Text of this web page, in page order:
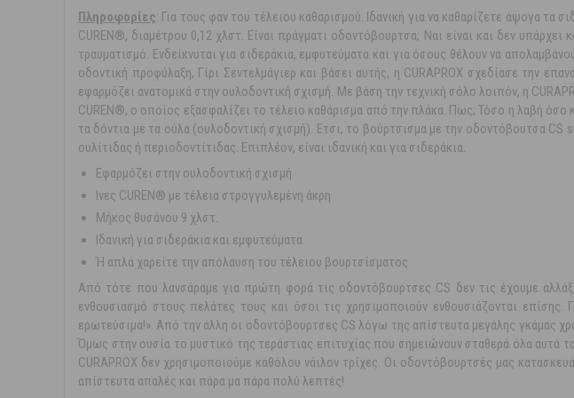
Πληροφορίες: Για τους φαν του τέλειου καθαρισμού. Ιδανική για να καθαρίζετε άψογα
CUREN®, διαμέτρου 0,12 χλστ. Είναι πράγματι οδοντόβουρτσα; Ναι είναι και δεν
τραυματισμό. Ενδείκνυται για σιδεράκια, εμφυτεύματα και για όσους θέλουν να
οδοντική προφύλαξη, Γίρι Σεντελμάγιερ και βάσει αυτής, η CURAPROX σχεδίασε την
εφαρμόζει ανατομικά στην ουλοδοντική σχισμή. Με βάση την τεχνική σόλο λοιπόν, η
CUREN®, ο οποίος εξασφαλίζει το τέλειο καθάρισμα από την πλάκα. Πως; Τόσο η λαβή
τα δόντια με τα ούλα (ουλοδοντική σχισμή). Ετσι, το βούρτσισμα με την οδοντόβουτσα
ουλίτιδας ή περιοδοντίτιδας. Επιπλέον, είναι ιδανική και για σιδεράκια.
Εφαρμόζει στην ουλοδοντική σχισμή
Ινες CUREN® με τέλεια στρογγυλεμένη άκρη
Μήκος θυσάνου 9 χλστ.
Ιδανική για σιδεράκια και εμφυτεύματα
Ή απλά χαρείτε την απόλαυση του τέλειου βουρτσίσματος
Από τότε που λανσάραμε για πρώτη φορά τις οδοντόβουρτσες CS δεν τις έχουμε
ενθουσιασμό στους πελάτες τους και όσοι τις χρησιμοποιούν ενθουσιάζονται
ερωτεύσιμα!». Από την άλλη οι οδοντόβουρτσες CS λόγω της απίστευτα μεγάλης γκάμας
Όμως στην ουσία το μυστικό της τεράστιας επιτυχίας που σημειώνουν σταθερά όλα αυτά
CURAPROΧ δεν χρησιμοποιούμε καθόλου νάιλον τρίχες. Οι οδοντόβουρτσές μας
απίστευτα απαλές και πάρα μα πάρα πολύ λεπτές!